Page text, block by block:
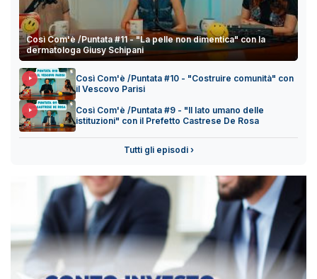
Così Com'è /Puntata #11 - "La pelle non dimentica" con la
dermatologa Giusy Schipani
Così Com'è /Puntata #10 - "Costruire comunità" con
il Vescovo Parisi
Così Com'è /Puntata #9 - "Il lato umano delle
istituzioni" con il Prefetto Castrese De Rosa
Tutti gli episodi ›